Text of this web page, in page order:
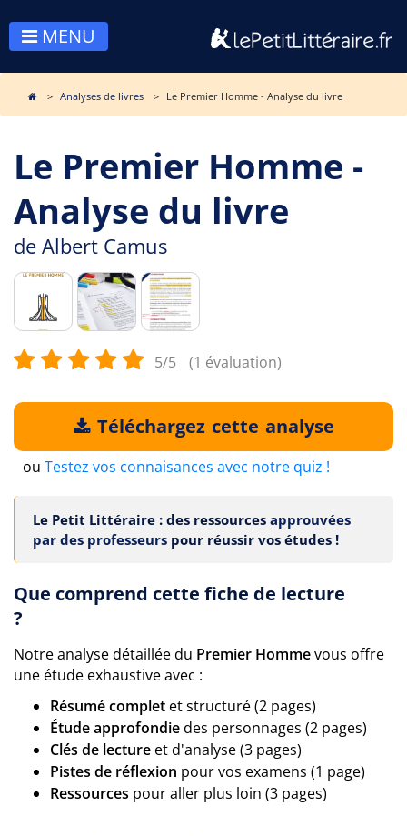
MENU
Analyses de livres Le Premier Homme - Analyse du livre
Le Premier Homme -
Analyse du livre
de Albert Camus
5/5 (1 évaluation)
Téléchargez cette analyse
ou Testez vos connaisances avec notre quiz !
Le Petit Littéraire : des ressources approuvées
par des professeurs pour réussir vos études !
Que comprend cette fiche de lecture
?
Notre analyse détaillée du Premier Hommevous offre
une étude exhaustive avec :
Résumé complet et structuré (2 pages)
Étude approfondiedes personnages (2 pages)
Clés de lecture et d'analyse (3 pages)
Pistes de réflexion pour vos examens (1 page)
Ressources pour aller plus loin (3 pages)